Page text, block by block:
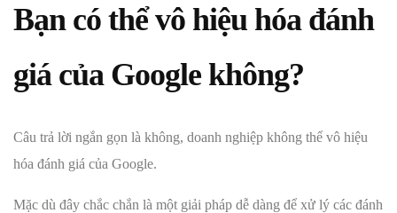
Bạn có thể vô hiệu hóa đánh
giá của Google không?
Câu trả lời ngắn gọn là không, doanh nghiệp không thể vô hiệu
hóa đánh giá của Google.
Mặc dù đây chắc chắn là một giải pháp dễ dàng để xử lý các đánh